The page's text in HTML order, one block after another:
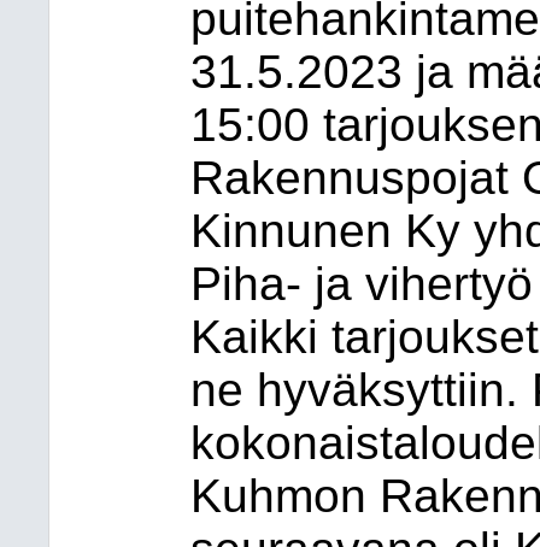
31.5.2023 ja
15:00
Rakennuspojat
Kinnunen Ky
Piha- ja
Kaikki
ne hyväksyttiin.
Kuhmon